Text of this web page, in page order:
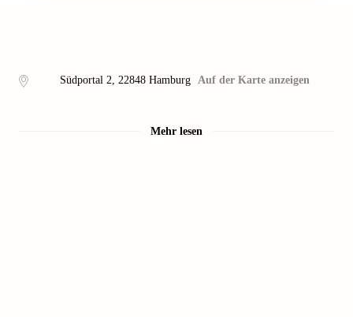
Südportal 2, 22848 Hamburg Auf der Karte anzeigen
Mehr lesen